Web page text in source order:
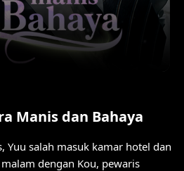
Manis dan Bahaya
Yuu salah masuk kamar hotel dan
dengan Kou, pewaris